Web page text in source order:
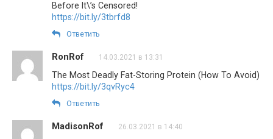
Before It\’s Censored!
https://bit.ly/3tbrfd8
Ответить
RonRof 14.03.2021 в 13:31
The Most Deadly Fat-Storing Protein (How To Avoid)
https://bit.ly/3qvRyc4
Ответить
MadisonRof 26.03.2021 в 14:40